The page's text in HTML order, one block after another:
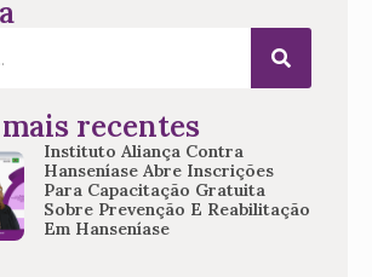
recentes
Instituto Aliança Contra
Hanseníase Abre Inscrições
Para Capacitação Gratuita
Sobre Prevenção E Reabilitação
Em Hanseníase